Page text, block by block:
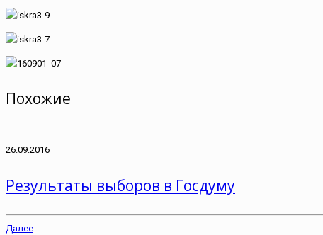
Похожие
26.09.2016
Результаты выборов в Госдуму
Далее